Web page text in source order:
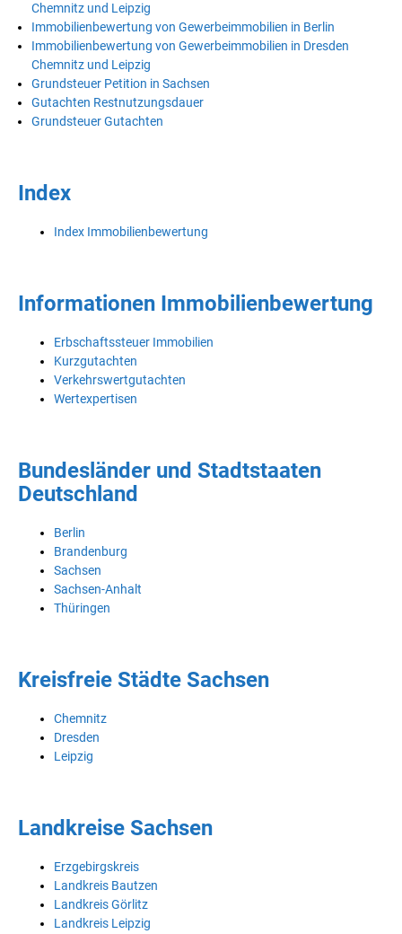
Chemnitz und Leipzig
Immobilienbewertung von Gewerbeimmobilien in Berlin
Immobilienbewertung von Gewerbeimmobilien in Dresden
Chemnitz und Leipzig
Grundsteuer Petition in Sachsen
Gutachten Restnutzungsdauer
Grundsteuer Gutachten
Index
Index Immobilienbewertung
Informationen Immobilienbewertung
Erbschaftssteuer Immobilien
Kurzgutachten
Verkehrswertgutachten
Wertexpertisen
Bundesländer und Stadtstaaten
Deutschland
Berlin
Brandenburg
Sachsen
Sachsen-Anhalt
Thüringen
Kreisfreie Städte Sachsen
Chemnitz
Dresden
Leipzig
Landkreise Sachsen
Erzgebirgskreis
Landkreis Bautzen
Landkreis Görlitz
Landkreis Leipzig